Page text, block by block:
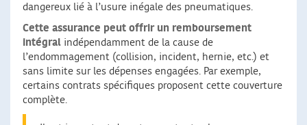
dangereux lié à l’usure inégale des pneumatiques.
Cette assurance peut offrir un remboursement
intégral indépendamment de la cause de
l’endommagement (collision, incident, hernie, etc.) et
sans limite sur les dépenses engagées. Par exemple,
certains contrats spécifiques proposent cette couverture
complète.